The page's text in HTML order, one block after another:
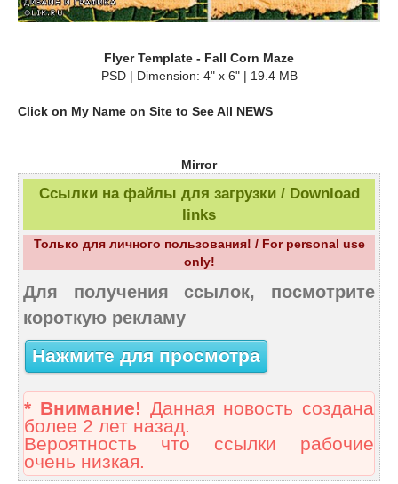
Flyer Template - Fall Corn Maze
PSD | Dimension: 4" x 6" | 19.4 MB
Click on My Name on Site to See All NEWS
Mirror
Ссылки на файлы для загрузки / Download
links
Только для личного пользования! / For personal use
only!
Для получения ссылок, посмотрите
короткую рекламу
Нажмите для просмотра
* Внимание! Данная новость создана
более 2 лет назад.
Вероятность что ссылки рабочие
очень низкая.